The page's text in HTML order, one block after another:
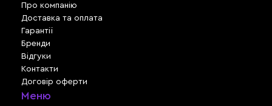
Про компанію
Доставка та оплата
Гарантії
Бренди
Відгуки
Контакти
Договір оферти
Меню